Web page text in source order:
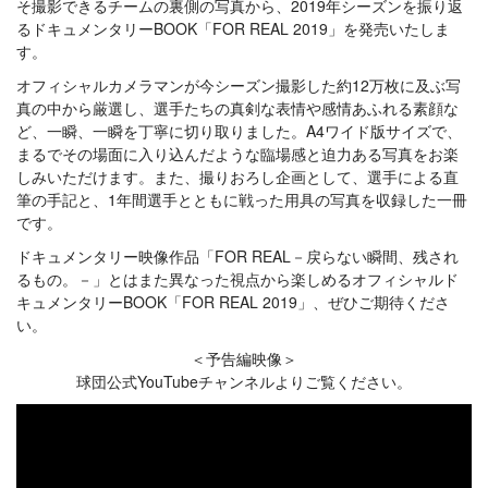
そ撮影できるチームの裏側の写真から、2019年シーズンを振り返
るドキュメンタリーBOOK「FOR REAL 2019」を発売いたしま
す。
オフィシャルカメラマンが今シーズン撮影した約12万枚に及ぶ写
真の中から厳選し、選手たちの真剣な表情や感情あふれる素顔な
ど、一瞬、一瞬を丁寧に切り取りました。A4ワイド版サイズで、
まるでその場面に入り込んだような臨場感と迫力ある写真をお楽
しみいただけます。また、撮りおろし企画として、選手による直
筆の手記と、1年間選手とともに戦った用具の写真を収録した一冊
です。
ドキュメンタリー映像作品「FOR REAL－戻らない瞬間、残され
るもの。－」とはまた異なった視点から楽しめるオフィシャルド
キュメンタリーBOOK「FOR REAL 2019」、ぜひご期待くださ
い。
＜予告編映像＞
球団公式YouTubeチャンネルよりご覧ください。